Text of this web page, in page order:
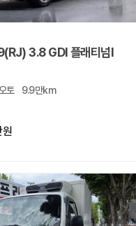
3.8 GDI 플래티넘Ⅰ
오토 9.9만km
원